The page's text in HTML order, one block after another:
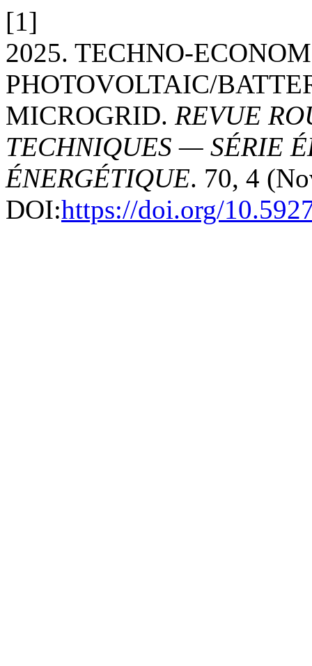
[1]
2025. TECHNO-
PHOTOVOLTAIC/
MICROGRID. REVUE
TECHNIQUES — SÉRIE
ÉNERGÉTIQUE. 70, 4
DOI:https://doi.org/